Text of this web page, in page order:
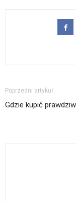
Poprzedni artykuł
Gdzie kupić